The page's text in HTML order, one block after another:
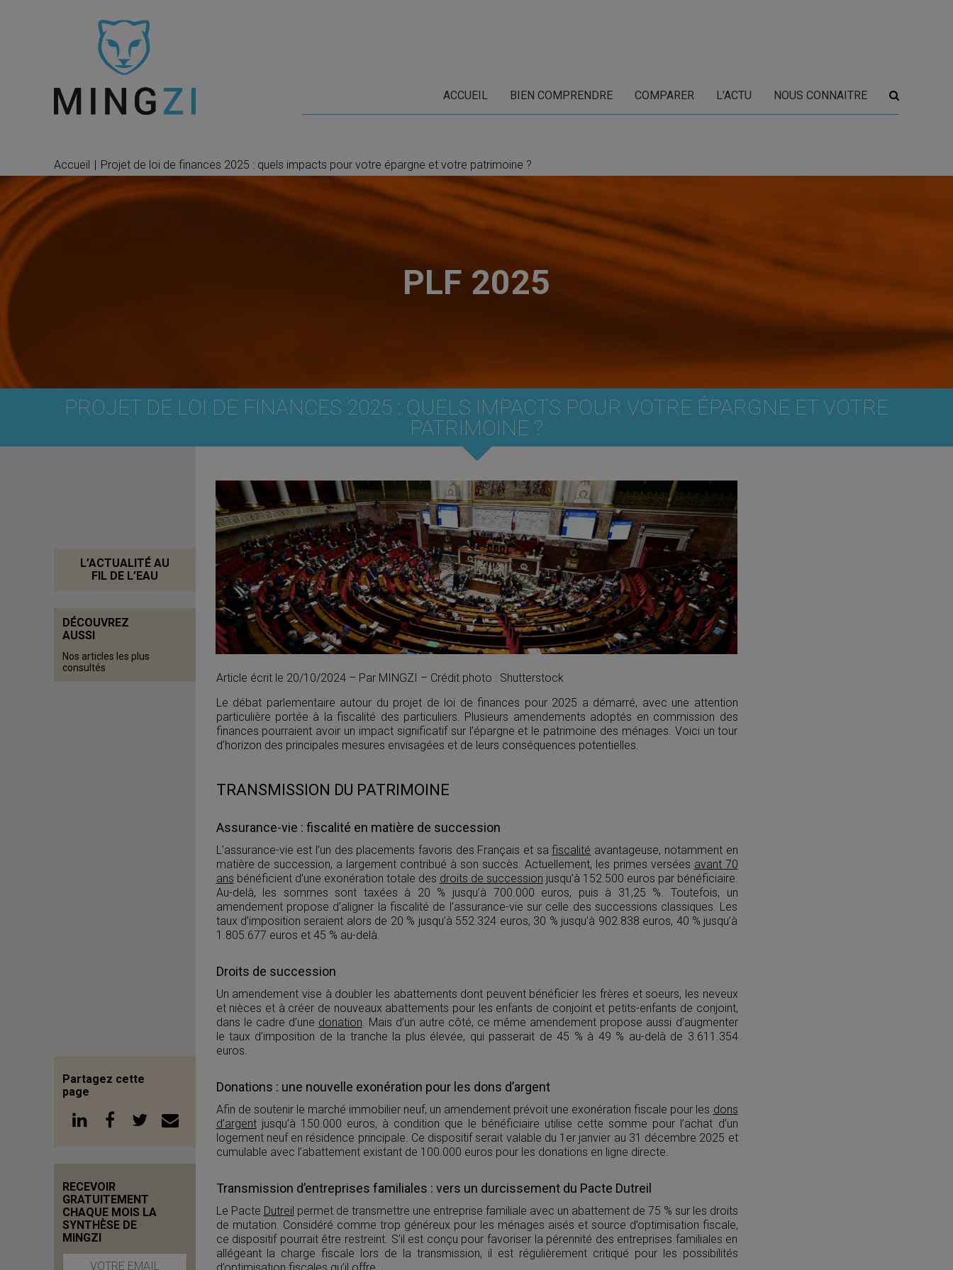
ACCUEIL BIEN COMPRENDRE COMPARER L’ACTU NOUS CONNAITRE
Accueil | Projet de loi de finances 2025 : quels impacts pour votre épargne et votre patrimoine ?
PLF 2025
PROJET DE LOI DE FINANCES 2025 : QUELS IMPACTS POUR VOTRE ÉPARGNE ET VOTRE
PATRIMOINE ?
Article écrit le 20/10/2024 – Par MINGZI – Crédit photo : Shutterstock
Le débat parlementaire autour du projet de loi de finances pour 2025 a démarré, avec une attention
particulière portée à la fiscalité des particuliers. Plusieurs amendements adoptés en commission des
finances pourraient avoir un impact significatif sur l’épargne et le patrimoine des ménages. Voici un tour
d’horizon des principales mesures envisagées et de leurs conséquences potentielles.
TRANSMISSION DU PATRIMOINE
Assurance-vie : fiscalité en matière de succession
L’assurance-vie est l’un des placements favoris des Français et safiscalité avantageuse, notamment en
matière de succession, a largement contribué à son succès. Actuellement, les primes versées avant 70
ans bénéficient d’une exonération totale des droits de succession jusqu’à 152.500 euros par bénéficiaire.
Au-delà, les sommes sont taxées à 20 % jusqu’à 700.000 euros, puis à 31,25 %. Toutefois, un
amendement propose d’aligner la fiscalité de l’assurance-vie sur celle des successions classiques. Les
taux d’imposition seraient alors de 20 % jusqu’à 552.324 euros, 30 % jusqu’à 902.838 euros, 40 % jusqu’à
1.805.677 euros et 45 % au-delà.
Droits de succession
Un amendement vise à doubler les abattements dont peuvent bénéficier les frères et soeurs, les neveux
et nièces et à créer de nouveaux abattements pour les enfants de conjoint et petits-enfants de conjoint,
dans le cadre d’une donation . Mais d’un autre côté, ce même amendement propose aussi d’augmenter
le taux d’imposition de la tranche la plus élevée, qui passerait de 45 % à 49 % au-delà de 3.611.354
euros.
Donations : une nouvelle exonération pour les dons d’argent
Afin de soutenir le marché immobilier neuf, un amendement prévoit une exonération fiscale pour les dons
d’argentjusqu’à 150.000 euros, à condition que le bénéficiaire utilise cette somme pour l’achat d’un
logement neuf en résidence principale. Ce dispositif serait valable du 1er janvier au 31 décembre 2025 et
cumulable avec l’abattement existant de 100.000 euros pour les donations en ligne directe.
Transmission d’entreprises familiales : vers un durcissement du Pacte Dutreil
Le Pacte Dutreil permet de transmettre une entreprise familiale avec un abattement de 75 % sur les droits
de mutation. Considéré comme trop généreux pour les ménages aisés et source d’optimisation fiscale,
ce dispositif pourrait être restreint. S’il est conçu pour favoriser la pérennité des entreprises familiales en
allégeant la charge fiscale lors de la transmission, il est régulièrement critiqué pour les possibilités
L’ACTUALITÉ AU
FIL DE L’EAU
DÉCOUVREZ
AUSSI
Nos articles les plus
consultés
Partagez cette
page
RECEVOIR
GRATUITEMENT
CHAQUE MOIS LA
SYNTHÈSE DE
MINGZI